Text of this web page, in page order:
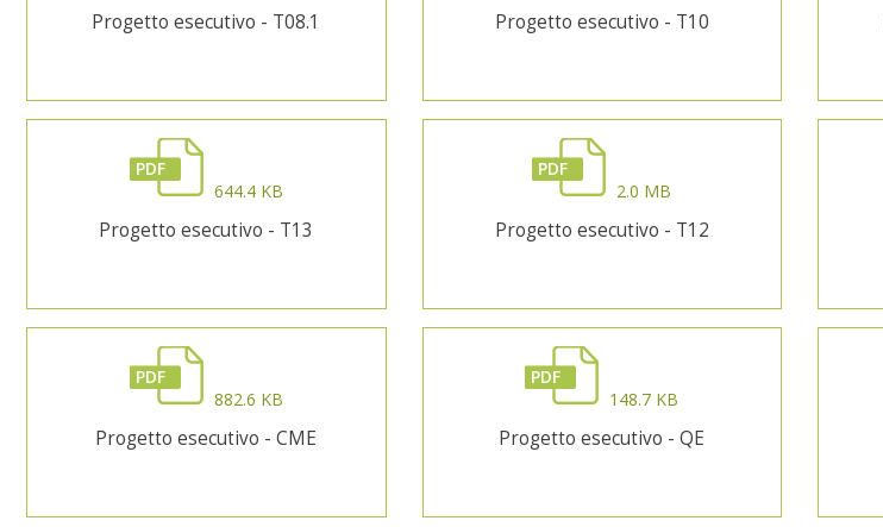
Progetto esecutivo - T08.1 Progetto esecutivo - T10
PDF
644.4 KB
Progetto esecutivo - T13
PDF
2.0 MB
Progetto esecutivo - T12
PDF
882.6 KB
Progetto esecutivo - CME
PDF
148.7 KB
Progetto esecutivo - QE